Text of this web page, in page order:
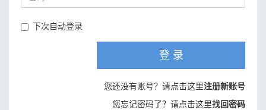
下次自动登录
登 录
您还没有账号？请点击这里注册新账号
您忘记密码了？请点击这里找回密码